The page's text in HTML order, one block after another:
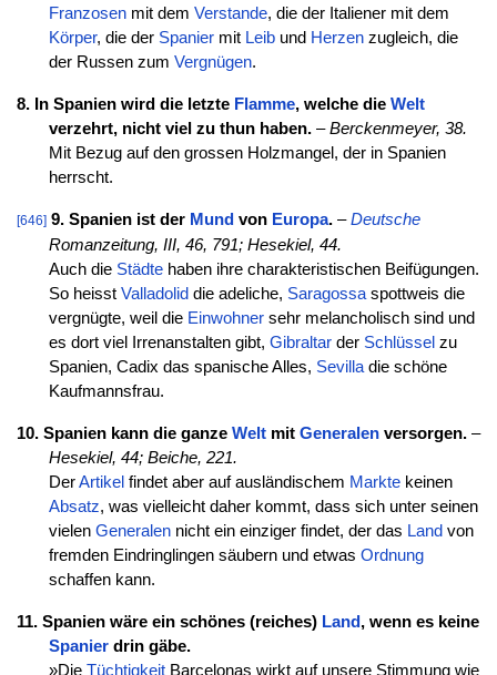
Franzosenmit dem Verstande, die der Italiener mit dem
Körper, die der Spaniermit Leibund Herzenzugleich, die
der Russen zum Vergnügen.
8. In Spanien wird die letzte Flamme, welche die Welt
verzehrt, nicht viel zu thun haben.–Berckenmeyer, 38.
Mit Bezug auf den grossen Holzmangel, der in Spanien
herrscht.
[646]9. Spanien ist der Mund von Europa.–Deutsche
Romanzeitung, III, 46, 791; Hesekiel, 44.
Auch die Städtehaben ihre charakteristischen Beifügungen.
So heisst Valladolid die adeliche, Saragossaspottweis die
vergnügte, weil die Einwohnersehr melancholisch sind und
es dort viel Irrenanstalten gibt, Gibraltarder Schlüssel zu
Spanien, Cadix das spanische Alles, Sevilladie schöne
Kaufmannsfrau.
10. Spanien kann die ganze Weltmit Generalenversorgen.–
Hesekiel, 44; Beiche, 221.
DerArtikel findet aber auf ausländischem Marktekeinen
Absatz, was vielleicht daher kommt, dass sich unter seinen
vielen Generalennicht ein einziger findet, der das Land von
fremden Eindringlingen säubern und etwas Ordnung
schaffen kann.
11. Spanien wäre ein schönes (reiches) Land, wenn es keine
Spanierdrin gäbe.
»Die TüchtigkeitBarcelonas wirkt auf unsere Stimmung wie